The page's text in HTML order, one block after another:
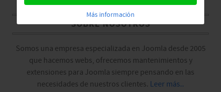
SOBRE NOSOTROS
Somos una empresa especializada en Joomla desde 2005
que hacemos webs, ofrecemos mantenimientos y
extensiones para Joomla siempre pensando en las
necesidades de nuestros clientes. Leer más..
Más información